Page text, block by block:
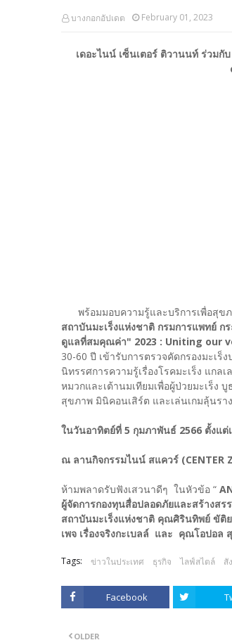
บางกอกอัปเดต February 01, 2023
เดอะไนน์ เซ็นเตอร์ ติวานนท์ ร่วม
พร้อมมอบความรู้และบริการเพื่อสุข
สถาบันมะเร็งแห่งชาติ กรมการแพทย์ ก
ดูแลที่สมคุณค่า" 2023 : Uniting our
30-60 ปี เข้ารับการตรวจคัดกรองมะเร็
นิทรรศการความรู้เรื่องโรคมะเร็ง
หมวกและเต้านมเทียมเพื่อผู้ป่วยมะเร็
สุขภาพ มินิคอนเสิร์ต และเล่นเกมลุ้นรา
ในวันอาทิตย์ที่ 5 กุมภาพันธ์ 2566 ตั้งแต่
ณ ลานกิจกรรมไนน์ สแควร์ (CENTER
ห้ามพลาดรับฟังเสวนาดีๆ ในหัวข้อ “
ผู้จัดการกองทุนสื่อปลอดภัยและสร้างส
สถาบันมะเร็งแห่งชาติ คุณศิรินทิพย์ ขัติ
เพจ เรื่องจริงกะเบลล์ และ คุณโอปอล
Tags: ข่าวในประเทศ ธุรกิจ ไลฟ์สไตล์ สั
Facebook
OLDER